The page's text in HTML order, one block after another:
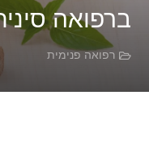
ברפואה
רפואה פנימית